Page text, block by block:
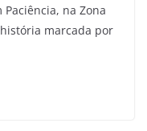
na Zona
marcada por